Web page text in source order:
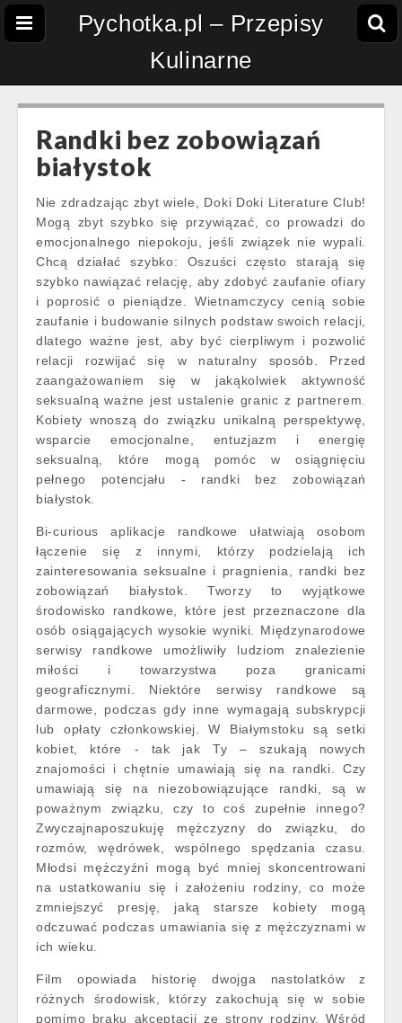
Pychotka.pl – Przepisy
Kulinarne
Randki bez zobowiązań
białystok
Nie zdradzając zbyt wiele, Doki Doki Literature Club!
Mogą zbyt szybko się przywiązać, co prowadzi do
emocjonalnego niepokoju, jeśli związek nie wypali.
Chcą działać szybko: Oszuści często starają się
szybko nawiązać relację, aby zdobyć zaufanie ofiary
i poprosić o pieniądze. Wietnamczycy cenią sobie
zaufanie i budowanie silnych podstaw swoich relacji,
dlatego ważne jest, aby być cierpliwym i pozwolić
relacji rozwijać się w naturalny sposób. Przed
zaangażowaniem się w jakąkolwiek aktywność
seksualną ważne jest ustalenie granic z partnerem.
Kobiety wnoszą do związku unikalną perspektywę,
wsparcie emocjonalne, entuzjazm i energię
seksualną, które mogą pomóc w osiągnięciu
pełnego potencjału - randki bez zobowiązań
białystok.
Bi-curious aplikacje randkowe ułatwiają osobom
łączenie się z innymi, którzy podzielają ich
zainteresowania seksualne i pragnienia, randki bez
zobowiązań białystok. Tworzy to wyjątkowe
środowisko randkowe, które jest przeznaczone dla
osób osiągających wysokie wyniki. Międzynarodowe
serwisy randkowe umożliwiły ludziom znalezienie
miłości i towarzystwa poza granicami
geograficznymi. Niektóre serwisy randkowe są
darmowe, podczas gdy inne wymagają subskrypcji
lub opłaty członkowskiej. W Białymstoku są setki
kobiet, które - tak jak Ty – szukają nowych
znajomości i chętnie umawiają się na randki. Czy
umawiają się na niezobowiązujące randki, są w
poważnym związku, czy to coś zupełnie innego?
Zwyczajnaposzukuję mężczyzny do związku, do
rozmów, wędrówek, wspólnego spędzania czasu.
Młodsi mężczyźni mogą być mniej skoncentrowani
na ustatkowaniu się i założeniu rodziny, co może
zmniejszyć presję, jaką starsze kobiety mogą
odczuwać podczas umawiania się z mężczyznami w
ich wieku.
Film opowiada historię dwojga nastolatków z
różnych środowisk, którzy zakochują się w sobie
pomimo braku akceptacji ze strony rodziny. Wśród